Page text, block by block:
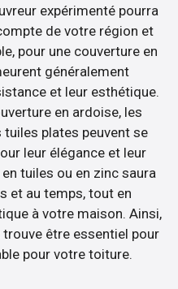
expérimenté pourra
de votre région et
pour une couverture en
généralement
et leur esthétique.
en ardoise, les
plates peuvent se
leur élégance et leur
tuiles ou en zinc saura
et au temps, tout en
à votre maison. Ainsi,
être essentiel pour
pour votre toiture.